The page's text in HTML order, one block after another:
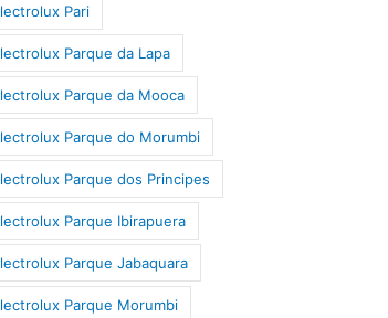
Pari
Parque da Lapa
Parque da Mooca
Parque do Morumbi
Parque dos Principes
Parque Ibirapuera
Parque Jabaquara
Parque Morumbi